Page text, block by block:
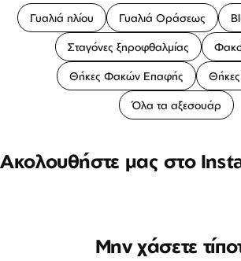
Γυαλιά ηλίου Γυαλιά Οράσεως
Σταγόνες ξηροφθαλμίας
Θήκες Φακών Επαφής
Όλα τα αξεσουάρ
Ακολουθήστε μας στο
Μην χάσετε